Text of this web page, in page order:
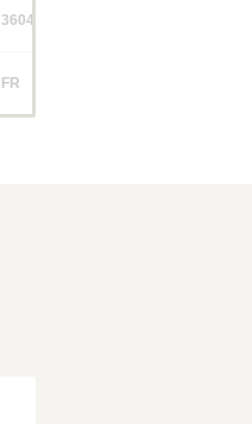
3604～6416cc
FR